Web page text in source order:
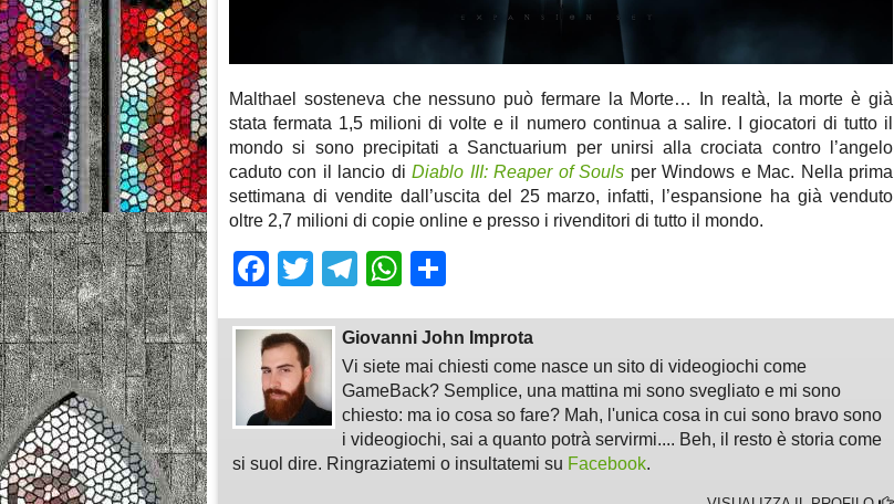
Malthael sosteneva che nessuno può fermare la Morte… In realtà, la morte è già
stata fermata 1,5 milioni di volte e il numero continua a salire. I giocatori di tutto il
mondo si sono precipitati a Sanctuarium per unirsi alla crociata contro l’angelo
caduto con il lancio diDiablo III: Reaper of Souls per Windows e Mac. Nella prima
settimana di vendite dall’uscita del 25 marzo, infatti, l’espansione ha già venduto
oltre 2,7 milioni di copie online e presso i rivenditori di tutto il mondo.
Facebook
TwitterTelegram
WhatsApp
Giovanni John Improta
Vi siete mai chiesti come nasce un sito di videogiochi come
GameBack? Semplice, una mattina mi sono svegliato e mi sono
chiesto: ma io cosa so fare? Mah, l'unica cosa in cui sono bravo sono
i videogiochi, sai a quanto potrà servirmi.... Beh, il resto è storia come
si suol dire. Ringraziatemi o insultatemi su Facebook.